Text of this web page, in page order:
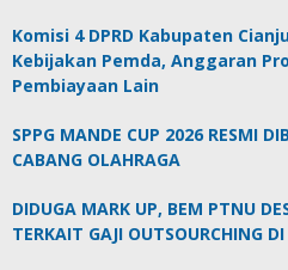
Komisi 4 DPRD Kabupaten
Kebijakan Pemda, Anggaran
Pembiayaan Lain
SPPG MANDE CUP 2026 RESMI
CABANG OLAHRAGA
DIDUGA MARK UP, BEM PTNU
TERKAIT GAJI OUTSOURCHING